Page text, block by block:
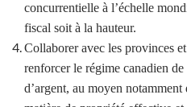
concurrentielle à l’échelle
fiscal soit à la hauteur.
Collaborer avec les provinces
renforcer le régime canadien
d’argent, au moyen notamment